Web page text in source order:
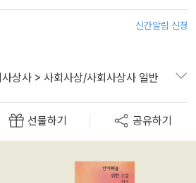
신간알림 신청
상사 > 사회사상/사회사상사 일반
선물하기 공유하기